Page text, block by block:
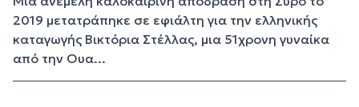
2019 μετατράπηκε σε εφιάλτη για την ελληνικής
καταγωγής Βικτόρια Στέλλας, μια 51χρονη γυναίκα
από την Ουα...